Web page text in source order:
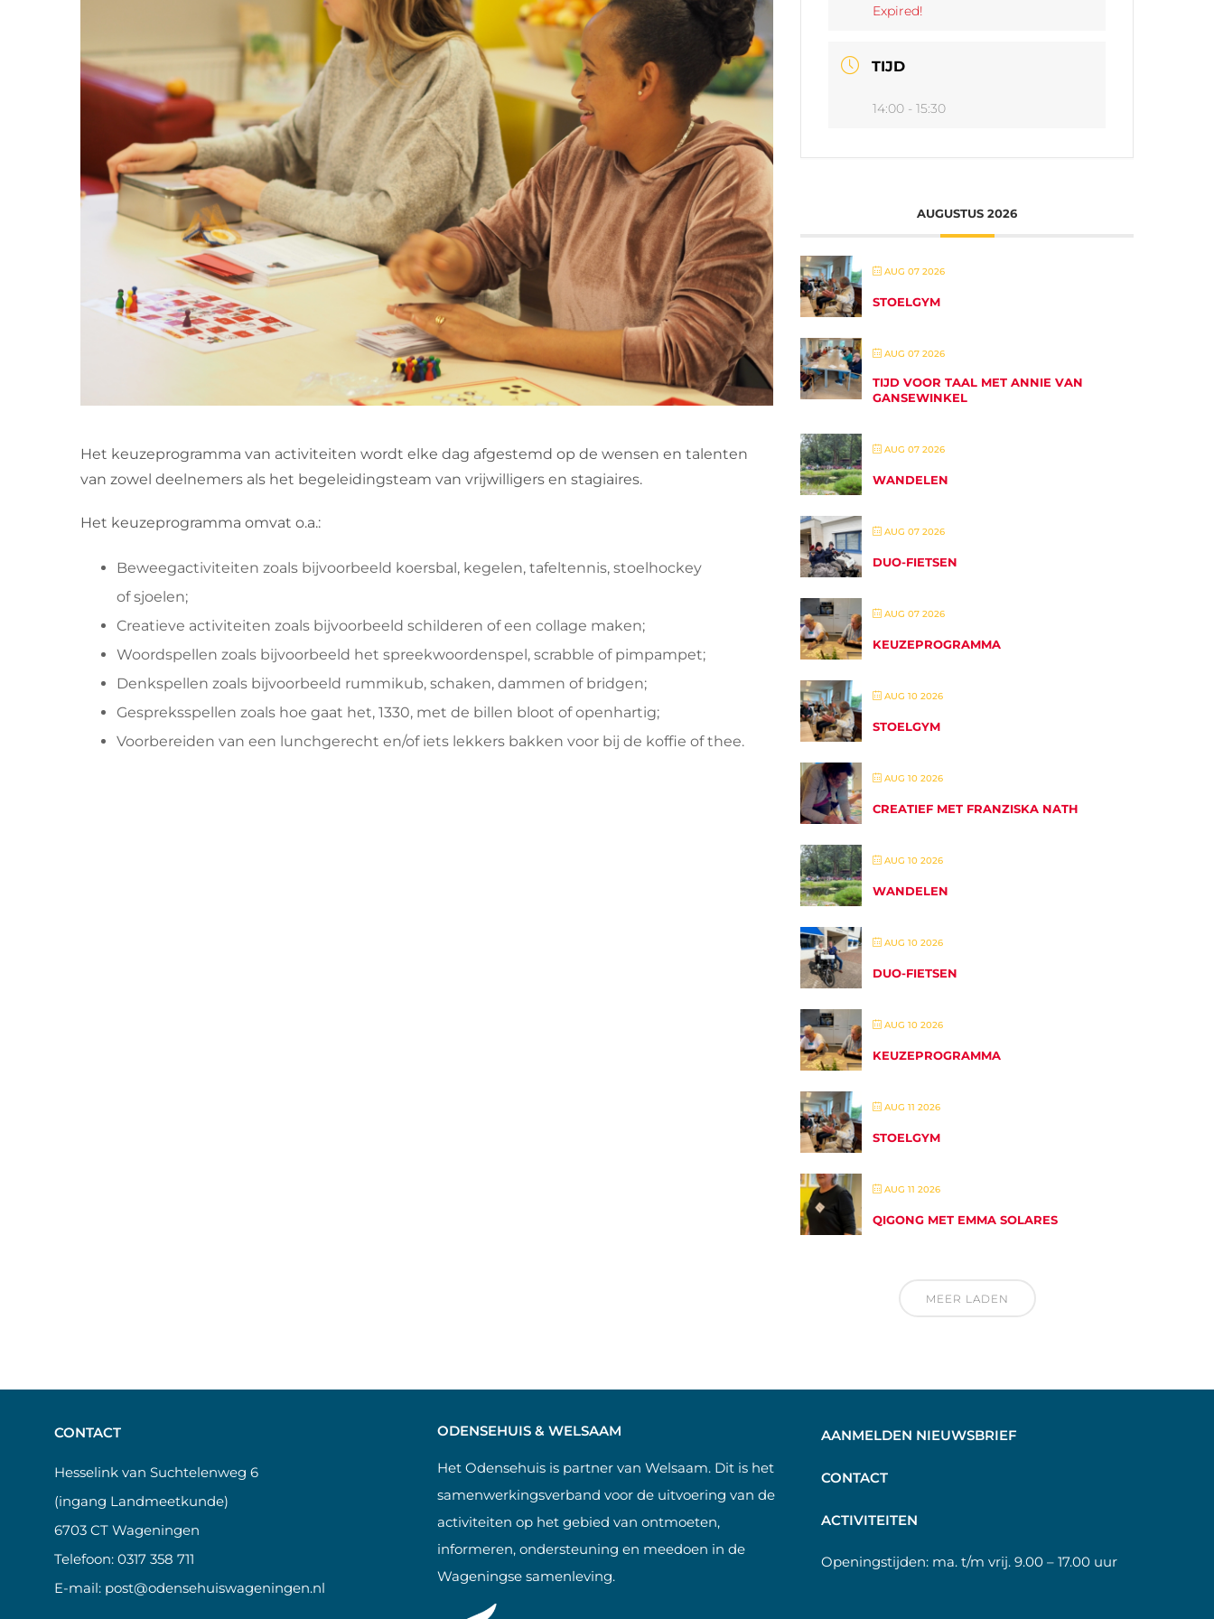
Het keuzeprogramma van activiteiten wordt elke dag afgestemd op de wensen en talenten
van zowel deelnemers als het begeleidingsteam van vrijwilligers en stagiaires.
Het keuzeprogramma omvat o.a.:
Beweegactiviteiten zoals bijvoorbeeld koersbal, kegelen, tafeltennis, stoelhockey
of sjoelen;
Creatieve activiteiten zoals bijvoorbeeld schilderen of een collage maken;
Woordspellen zoals bijvoorbeeld het spreekwoordenspel, scrabble of pimpampet;
Denkspellen zoals bijvoorbeeld rummikub, schaken, dammen of bridgen;
Gespreksspellen zoals hoe gaat het, 1330, met de billen bloot of openhartig;
Voorbereiden van een lunchgerecht en/of iets lekkers bakken voor bij de koffie of thee.
Expired!
TIJD
14:00 - 15:30
AUGUSTUS 2026
AUG 07 2026
STOELGYM
AUG 07 2026
TIJD VOOR TAAL MET ANNIE VAN
GANSEWINKEL
AUG 07 2026
WANDELEN
AUG 07 2026
DUO-FIETSEN
AUG 07 2026
KEUZEPROGRAMMA
AUG 10 2026
STOELGYM
AUG 10 2026
CREATIEF MET FRANZISKA NATH
AUG 10 2026
WANDELEN
AUG 10 2026
DUO-FIETSEN
AUG 10 2026
KEUZEPROGRAMMA
AUG 11 2026
STOELGYM
AUG 11 2026
QIGONG MET EMMA SOLARES
MEER LADEN
CONTACT
Hesselink van Suchtelenweg 6
(ingang Landmeetkunde)
6703 CT Wageningen
Telefoon: 0317 358 711
E-mail: post@odensehuiswageningen.nl
ODENSEHUIS & WELSAAM
Het Odensehuis is partner van Welsaam. Dit is het
samenwerkingsverband voor de uitvoering van de
activiteiten op het gebied van ontmoeten,
informeren, ondersteuning en meedoen in de
Wageningse samenleving.
AANMELDEN NIEUWSBRIEF
CONTACT
ACTIVITEITEN
Openingstijden: ma. t/m vrij. 9.00 – 17.00 uur